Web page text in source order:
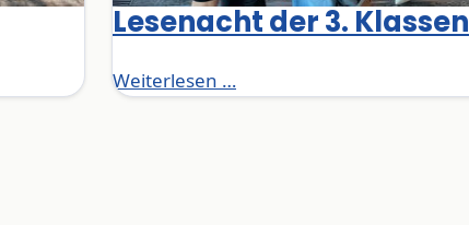
Lesenacht der 3. Klassen
Weiterlesen …